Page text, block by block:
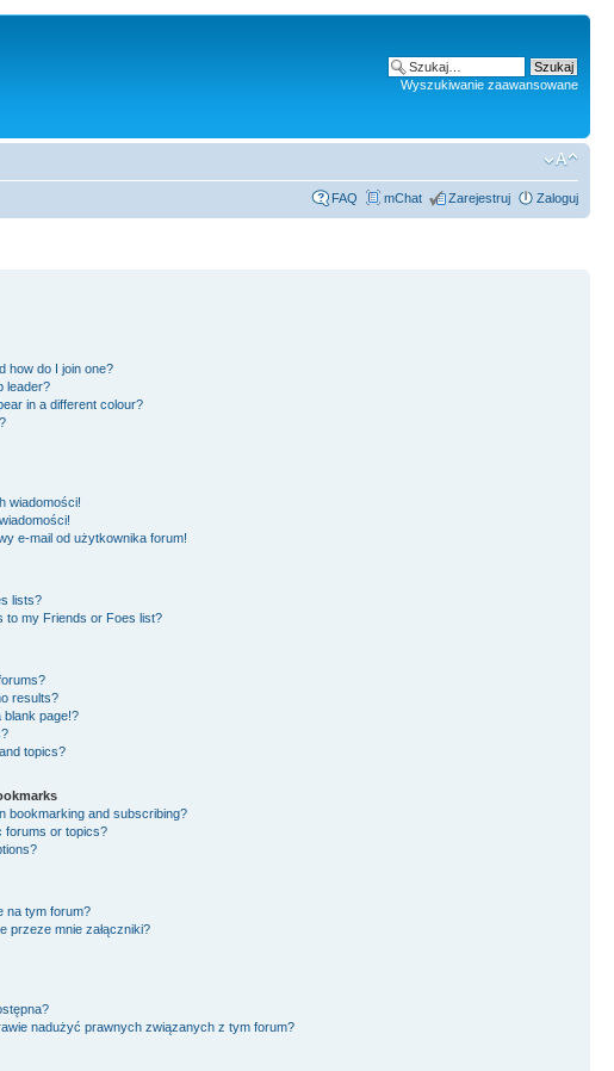
Wyszukiwanie zaawansowane
FAQ mChat Zarejestruj Zaloguj
how do I join one?
leader?
in a different colour?
wiadomości!
e-mail od użytkownika forum!
lists?
to my Friends or Foes list?
results?
page!?
topics?
bookmarking and subscribing?
forums or topics?
na tym forum?
przeze mnie załączniki?
nadużyć prawnych związanych z tym forum?